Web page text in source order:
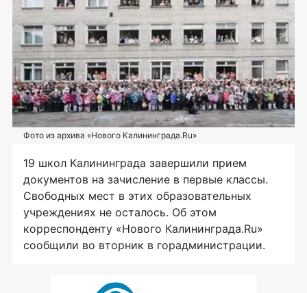
Фото из архива «Нового Калининграда.Ru»
19 школ Калининграда завершили прием
документов на зачисление в первые классы.
Свободных мест в этих образовательных
учреждениях не осталось. Об этом
корреспонденту «Нового Калининграда.Ru»
сообщили во вторник в горадминистрации.